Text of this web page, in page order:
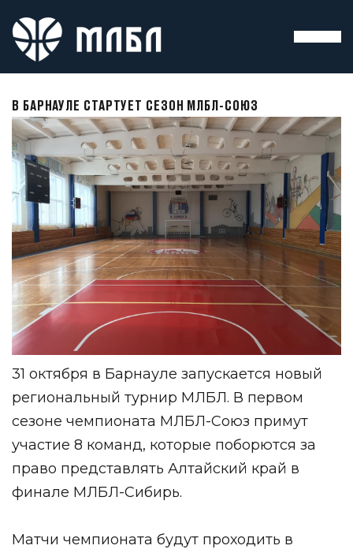
В БАРНАУЛЕ СТАРТУЕТ СЕЗОН МЛБЛ-СОЮЗ
31 октября в Барнауле запускается новый
региональный турнир МЛБЛ. В первом
сезоне чемпионата МЛБЛ-Союз примут
участие 8 команд, которые поборются за
право представлять Алтайский край в
финале МЛБЛ-Сибирь.
Матчи чемпионата будут проходить в